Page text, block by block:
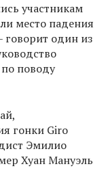
участникам
место падения
один из
поводу
гонки Giro
Эмилио
Хуан Мануэль